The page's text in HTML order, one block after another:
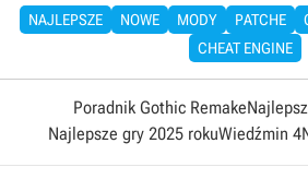
NAJLEPSZE NOWE MODY PATCHE
CHEAT ENGINE
Poradnik Gothic Remake
Najlepsze gry 2025 rokuWiedźmin 4